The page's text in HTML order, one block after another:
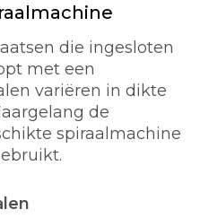
die ingesloten
met een
variëren in dikte
de
spiraalmachine